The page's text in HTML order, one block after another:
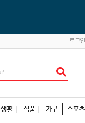
로그인
생활 식품 가구 스포츠